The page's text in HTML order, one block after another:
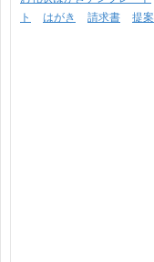
ト
はがき 請求書 提案